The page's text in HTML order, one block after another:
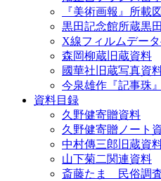
『美術画報』所載
黒田記念館所蔵黒
X線フィルムデー
森岡柳蔵旧蔵資料
國華社旧蔵写真資
今泉雄作『記事珠』
資料目録
久野健寄贈資料
久野健寄贈ノート
中村傳三郎旧蔵資
山下菊二関連資料
斎藤たま 民俗調